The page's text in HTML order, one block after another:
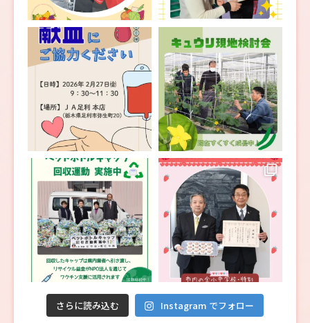
さらに読み込む Instagram でフォロー